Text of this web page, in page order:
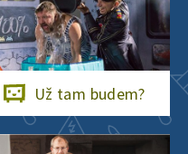
Už tam budem?